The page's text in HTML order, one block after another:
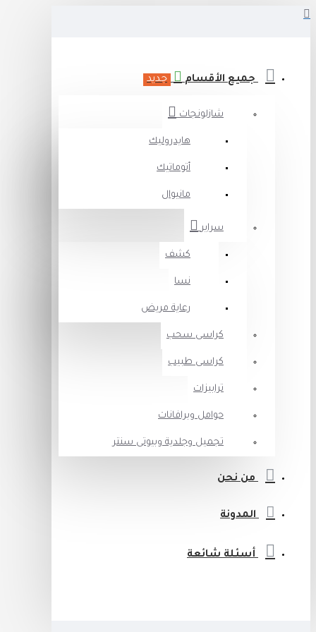
جميع الأقسام جديد
شازلونجات
هايدروليك
أتوماتيك
مانيوال
كشف
رعاية مريض
كراسى سحب
كراسى طبيب
ترابيزات
حوامل وبرافانات
تجميل وجلدية وبيوتى سنتر
من نحن
المدونة
أسئلة شائعة